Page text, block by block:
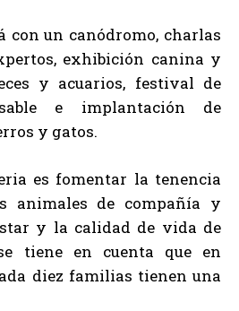
con un canódromo, charlas
exhibición canina y
y acuarios, festival de
e implantación de
y gatos.
es fomentar la tenencia
animales de compañía y
y la calidad de vida de
tiene en cuenta que en
diez familias tienen una